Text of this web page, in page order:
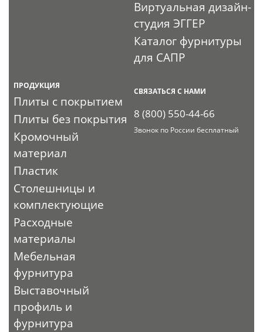
Виртуальная дизайн-
студия ЭГГЕР
Каталог фурнитуры
для САПР
ПРОДУКЦИЯ
Плиты с покрытием
Плиты без покрытия
Кромочный
материал
Пластик
Столешницы и
комплектующие
Расходные
материалы
Мебельная
фурнитура
Выставочный
профиль и
фурнитура
СВЯЗАТЬСЯ С НАМИ
8 (800) 550-44-66
Звонок по России бесплатный